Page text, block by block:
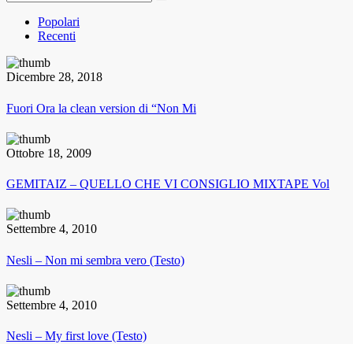
Popolari
Recenti
Dicembre 28, 2018
Fuori Ora la clean version di “Non Mi
Ottobre 18, 2009
GEMITAIZ – QUELLO CHE VI CONSIGLIO MIXTAPE Vol
Settembre 4, 2010
Nesli – Non mi sembra vero (Testo)
Settembre 4, 2010
Nesli – My first love (Testo)